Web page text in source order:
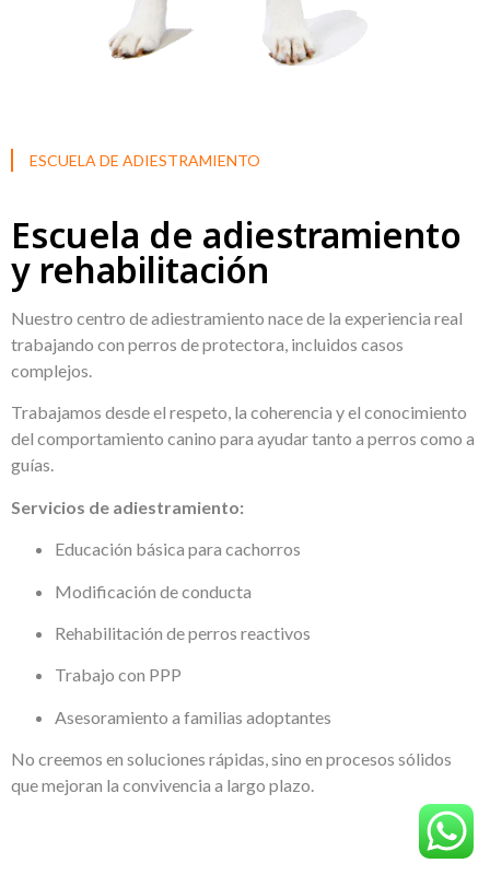
ESCUELA DE ADIESTRAMIENTO
Escuela de adiestramiento
y rehabilitación
Nuestro centro de adiestramiento nace de la experiencia real
trabajando con perros de protectora, incluidos casos
complejos.
Trabajamos desde el respeto, la coherencia y el conocimiento
del comportamiento canino para ayudar tanto a perros como a
guías.
Servicios de adiestramiento:
Educación básica para cachorros
Modificación de conducta
Rehabilitación de perros reactivos
Trabajo con PPP
Asesoramiento a familias adoptantes
No creemos en soluciones rápidas, sino en procesos sólidos
que mejoran la convivencia a largo plazo.